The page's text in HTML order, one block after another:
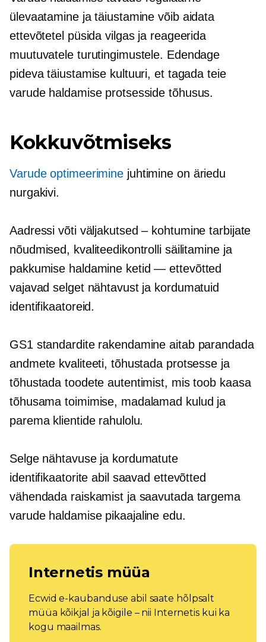
ülevaatamine ja täiustamine võib aidata
ettevõtetel püsida vilgas ja reageerida
muutuvatele turutingimustele. Edendage
pideva täiustamise kultuuri, et tagada teie
varude haldamise protsesside tõhusus.
Kokkuvõtmiseks
Varude optimeerimine juhtimine on äriedu
nurgakivi.
Aadressi võti väljakutsed – kohtumine tarbijate
nõudmised, kvaliteedikontrolli säilitamine ja
pakkumise haldamine ketid — ettevõtted
vajavad selget nähtavust ja kordumatuid
identifikaatoreid.
GS1 standardite rakendamine aitab parandada
andmete kvaliteeti, tõhustada protsesse ja
tõhustada toodete autentimist, mis toob kaasa
tõhusama toimimise, madalamad kulud ja
parema klientide rahulolu.
Selge nähtavuse ja kordumatute
identifikaatorite abil saavad ettevõtted
vähendada raiskamist ja saavutada targema
varude haldamise pikaajaline edu.
Internetis müüa
Ecwid e-kaubanduse abil saate hõlpsalt
müüa kõikjal ja kõigile – nii Internetis kui ka
kogu maailmas.